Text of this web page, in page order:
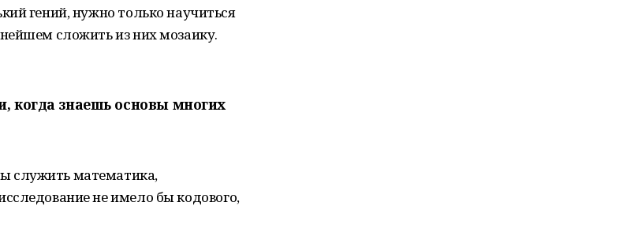
гений, нужно только научиться
сложить из них мозаику.
когда знаешь основы многих
служить математика,
не имело бы кодового,